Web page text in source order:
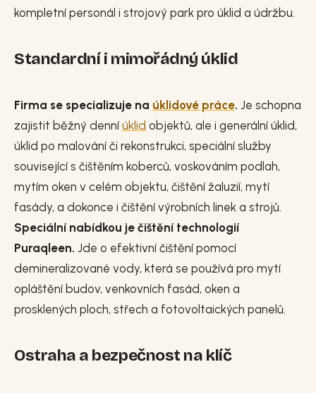
kompletní personál i strojový park pro úklid a údržbu.
Standardní i mimořádný úklid
Firma se specializuje na úklidové práce. Je schopna
zajistit běžný denní úklid objektů, ale i generální úklid,
úklid po malování či rekonstrukci, speciální služby
související s čištěním koberců, voskováním podlah,
mytím oken v celém objektu, čištění žaluzií, mytí
fasády, a dokonce i čištění výrobních linek a strojů.
Speciální nabídkou je čištění technologií
Puraqleen. Jde o efektivní čištění pomocí
demineralizované vody, která se používá pro mytí
opláštění budov, venkovních fasád, oken a
prosklených ploch, střech a fotovoltaických panelů.
Ostraha a bezpečnost na klíč